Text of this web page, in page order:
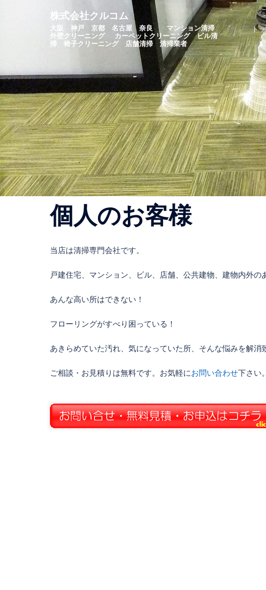
ス
キ
ッ
プ
株式会社クルコム
大阪 神戸 京都 名古屋 奈良 マンション清掃
外壁クリーニング カーペットクリーニング ビル清
掃 椅子クリーニング 店舗清掃 清掃業者
ト
個人のお客様
当店は清掃専門会社です。
戸建住宅、マンション、ビル、店舗、公共建物、建物内外の
あんな高い所はできない！
フローリングがすべり困っている！
あきらめていた汚れ、気になっていた所、そんな悩みを解消
ご相談・お見積りは無料です。お気軽にお問い合わせ下さい。